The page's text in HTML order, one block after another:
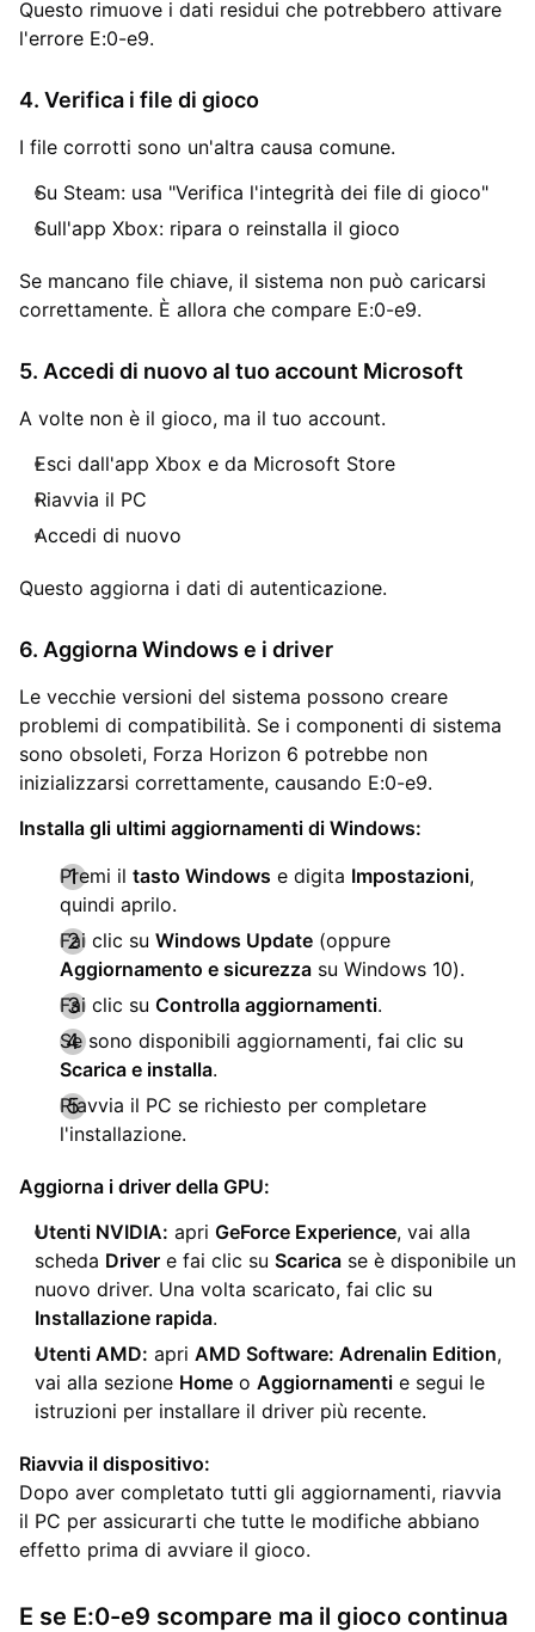
Questo rimuove i dati residui che potrebbero attivare
l'errore E:0-e9.
4. Verifica i file di gioco
I file corrotti sono un'altra causa comune.
Su Steam: usa "Verifica l'integrità dei file di gioco"
Sull'app Xbox: ripara o reinstalla il gioco
Se mancano file chiave, il sistema non può caricarsi
correttamente. È allora che compare E:0-e9.
5. Accedi di nuovo al tuo account Microsoft
A volte non è il gioco, ma il tuo account.
Esci dall'app Xbox e da Microsoft Store
Riavvia il PC
Accedi di nuovo
Questo aggiorna i dati di autenticazione.
6. Aggiorna Windows e i driver
Le vecchie versioni del sistema possono creare
problemi di compatibilità. Se i componenti di sistema
sono obsoleti, Forza Horizon 6 potrebbe non
inizializzarsi correttamente, causando E:0-e9.
Installa gli ultimi aggiornamenti di Windows:
Premi il tasto Windows e digita Impostazioni,
quindi aprilo.
Fai clic su Windows Update (oppure
Aggiornamento e sicurezza su Windows 10).
Fai clic su Controlla aggiornamenti.
Se sono disponibili aggiornamenti, fai clic su
Scarica e installa.
Riavvia il PC se richiesto per completare
l'installazione.
Aggiorna i driver della GPU:
Utenti NVIDIA: apri GeForce Experience, vai alla
scheda Driver e fai clic su Scarica se è disponibile un
nuovo driver. Una volta scaricato, fai clic su
Installazione rapida.
Utenti AMD: apri AMD Software: Adrenalin Edition,
vai alla sezione Home o Aggiornamenti e segui le
istruzioni per installare il driver più recente.
Riavvia il dispositivo:
Dopo aver completato tutti gli aggiornamenti, riavvia
il PC per assicurarti che tutte le modifiche abbiano
effetto prima di avviare il gioco.
E se E:0-e9 scompare ma il gioco continua